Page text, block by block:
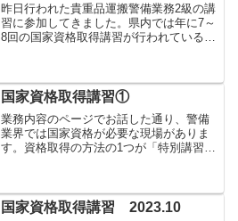
昨日行われた貴重品運搬警備業務2級の講
習に参加してきました。県内では年に7～
8回の国家資格取得講習が行われている
営のお手伝いとして...
国家資格取得講習①
業務内容のページでお話した通り、警備
業界では国家資格が必要な現場がありま
す。資格取得の方法の1つが「特別講習」
その講習講師を委嘱...
国家資格取得講習 2023.10